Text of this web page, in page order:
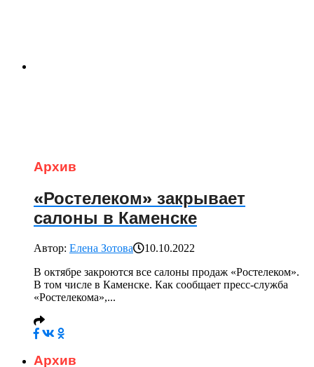
Архив
«Ростелеком» закрывает
салоны в Каменске
Автор: Елена Зотова
10.10.2022
В октябре закроются все салоны продаж «Ростелеком».
В том числе в Каменске. Как сообщает пресс-служба
«Ростелекома»,...
Архив